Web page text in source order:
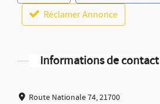
Réclamer Annonce
Informations de contact
Route Nationale 74, 21700